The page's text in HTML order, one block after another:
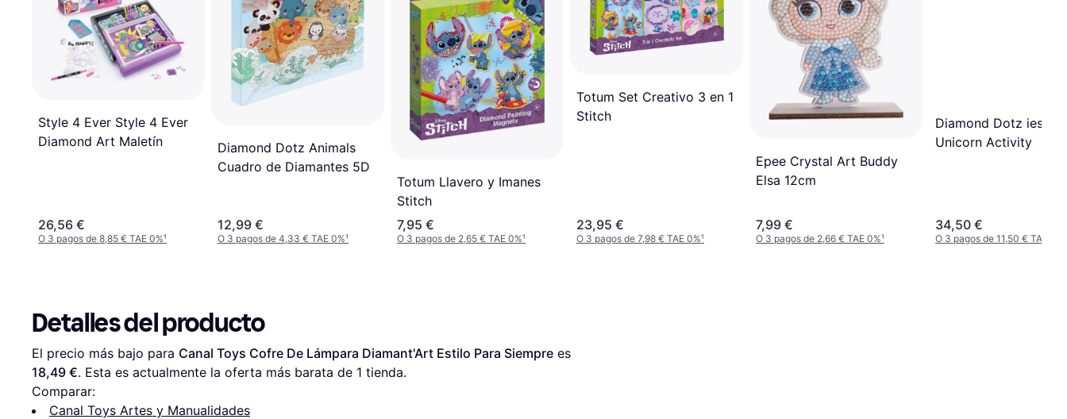
Style 4 Ever Style 4 Ever
Diamond Art Maletín
26,56 €
O 3 pagos de 8,85 € TAE 0%¹
Diamond Dotz Animals
Cuadro de Diamantes 5D
12,99 €
O 3 pagos de 4,33 € TAE 0%¹
Totum Llavero y Imanes
Stitch
7,95 €
O 3 pagos de 2,65 € TAE 0%¹
Totum Set Creativo 3 en 1
Stitch
23,95 €
O 3 pagos de 7,98 € TAE 0%¹
Epee Crystal Art Buddy
Elsa 12cm
7,99 €
O 3 pagos de 2,66 € TAE 0%¹
Diamond Dotz ies
Unicorn Activity
34,50 €
O 3 pagos de 11,50 € TAE 0%
Detalles del producto
El precio más bajo para Canal Toys Cofre De Lámpara Diamant'Art Estilo Para Siempre
18,49 €. Esta es actualmente la oferta más barata de 1 tienda.
Comparar:
Canal Toys Artes y Manualidades